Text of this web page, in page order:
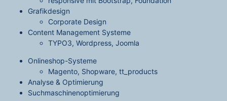
Grafikdesign
Corporate Design
Content Management Systeme
TYPO3, Wordpress, Joomla
Onlineshop-Systeme
Magento, Shopware, tt_products
Analyse & Optimierung
Suchmaschinenoptimierung